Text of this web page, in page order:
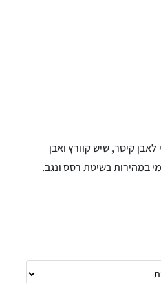
קיסר, שיש קוורץ ואבן
במהירות בשיטת רסס ונגב.